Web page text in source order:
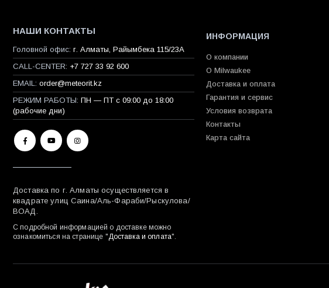
НАШИ КОНТАКТЫ
Головной офис: г. Алматы, Райымбека 115/23A
CALL-CENTER: +7 727 33 92 600
EMAIL: order@meteorit.kz
РЕЖИМ РАБОТЫ: ПН — ПТ с 09:00 до 18:00
(рабочие дни)
Доставка по г. Алматы осуществляется в
квадрате улиц Саина/Аль-Фараби/Рыскулова/
ВОАД.
С подробной информацией о доставке можно
ознакомиться на странице "Доставка и оплата".
ИНФОРМАЦИЯ
О компании
О Milwaukee
Доставка и оплата
Гарантия и сервис
Условия возврата
Контакты
Карта сайта